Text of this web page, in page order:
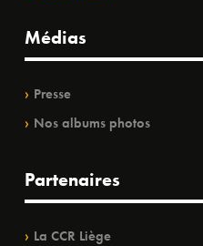
Médias
Presse
Nos albums photos
Partenaires
La CCR Liège